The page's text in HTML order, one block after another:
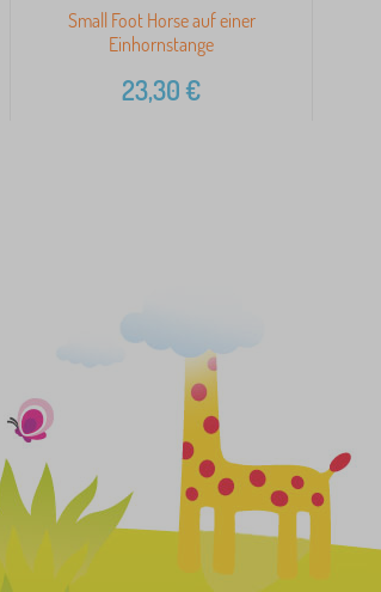
Small Foot Horse auf einer
Einhornstange
23,30€